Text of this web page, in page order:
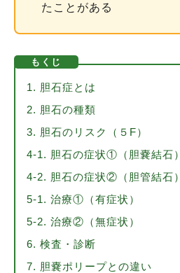
たことがある
もくじ
1. 胆石症とは
2. 胆石の種類
3. 胆石のリスク（５F）
4-1. 胆石の症状①（胆嚢結石）
4-2. 胆石の症状②（胆管結石）
5-1. 治療①（有症状）
5-2. 治療②（無症状）
6. 検査・診断
7. 胆嚢ポリープとの違い